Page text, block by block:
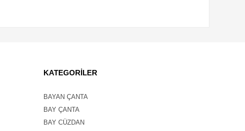
KATEGORİLER
BAYAN ÇANTA
BAY ÇANTA
BAY CÜZDAN